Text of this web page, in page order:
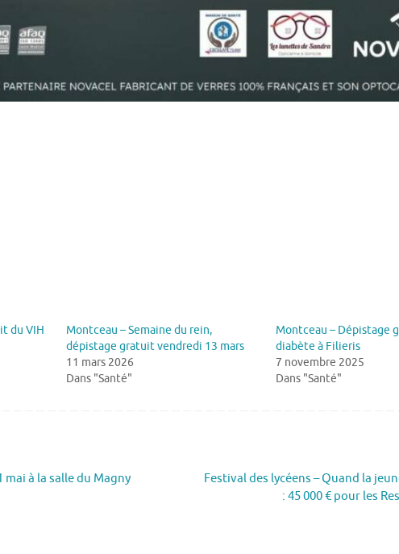
du VIH
Montceau – Semaine du rein,
dépistage gratuit vendredi 13 mars
11 mars 2026
Dans "Santé"
Montceau – Dépistage
diabète à Filieris
7 novembre 2025
Dans "Santé"
mai à la salle du Magny
Festival des lycéens – Quand la
: 45 000 € pour les